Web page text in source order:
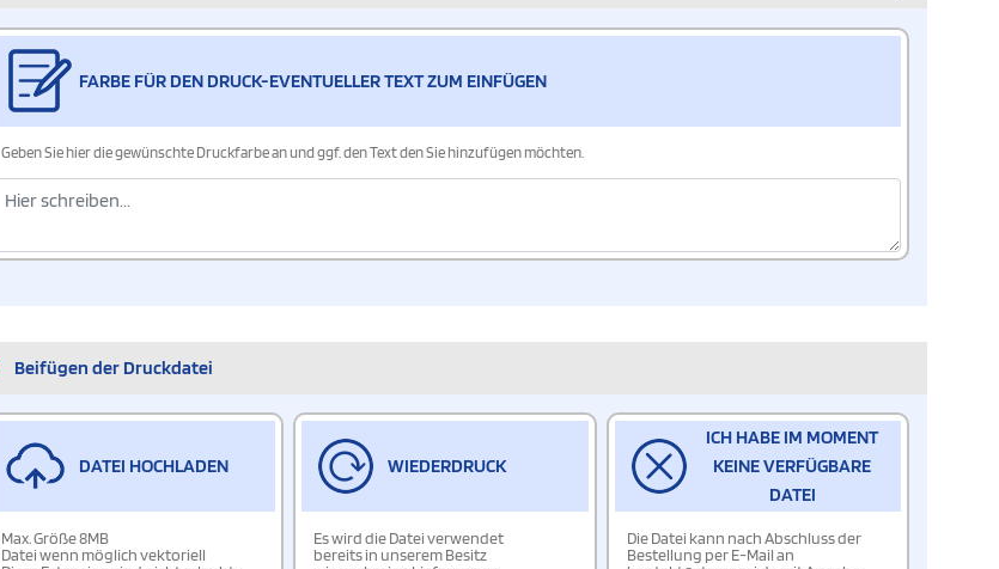
FARBE FÜR DEN DRUCK-EVENTUELLER TEXT ZUM EINFÜGEN
Geben Sie hier die gewünschte Druckfarbe an und ggf. den Text den Sie hinzufügen möchten.
Beifügen der Druckdatei
DATEI HOCHLADEN
Max. Größe 8MB
Datei wenn möglich vektoriell
WIEDERDRUCK
Es wird die Datei verwendet
bereits in unserem Besitz
ICH HABE IM MOMENT
KEINE VERFÜGBARE
DATEI
Die Datei kann nach Abschluss der
Bestellung per E-Mail an